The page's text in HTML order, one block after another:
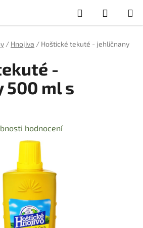
Hledat
KOŠÍK
/ Hnojiva / Hoštické tekuté - jehličnany
-
500 ml s
hodnocení